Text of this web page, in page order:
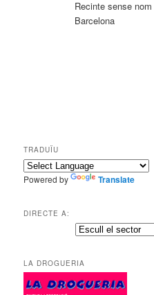
Recinte sense nom
Barcelona
TRADUÏU
Powered by Translate
DIRECTE A:
LA DROGUERIA